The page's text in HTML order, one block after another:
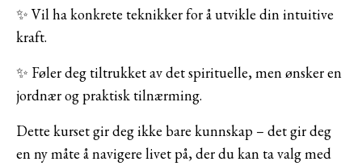
✨ Vil ha konkrete teknikker for å utvikle din intuitive
kraft.
✨ Føler deg tiltrukket av det spirituelle, men ønsker en
jordnær og praktisk tilnærming.
Dette kurset gir deg ikke bare kunnskap – det gir deg
en ny måte å navigere livet på, der du kan ta valg med